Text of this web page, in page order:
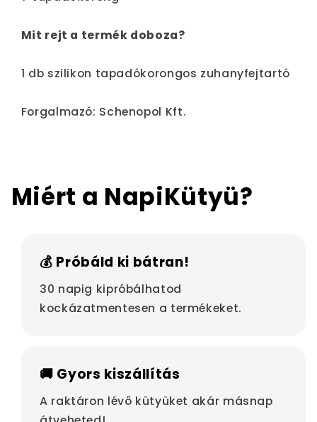
Mit rejt a termék doboza?
1 db szilikon tapadókorongos zuhanyfejtartó
Forgalmazó: Schenopol Kft.
Miért a NapiKütyü?
💰 Próbáld ki bátran!
30 napig kipróbálhatod
kockázatmentesen a termékeket.
🚚 Gyors kiszállítás
A raktáron lévő kütyüket akár másnap